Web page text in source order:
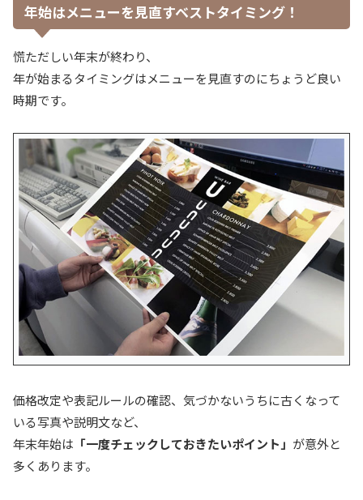
年始はメニューを見直すベストタイミング！
慌ただしい年末が終わり、
年が始まるタイミングはメニューを見直すのにちょうど良い
時期です。
価格改定や表記ルールの確認、気づかないうちに古くなって
いる写真や説明文など、
年末年始は 「一度チェックしておきたいポイント」 が意外と
多くあります。